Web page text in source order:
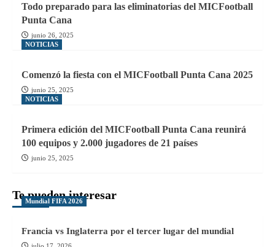
Todo preparado para las eliminatorias del MICFootball
Punta Cana
junio 26, 2025
NOTICIAS
Comenzó la fiesta con el MICFootball Punta Cana 2025
junio 25, 2025
NOTICIAS
Primera edición del MICFootball Punta Cana reunirá
100 equipos y 2.000 jugadores de 21 países
junio 25, 2025
Te pueden interesar
Mundial FIFA 2026
Francia vs Inglaterra por el tercer lugar del mundial